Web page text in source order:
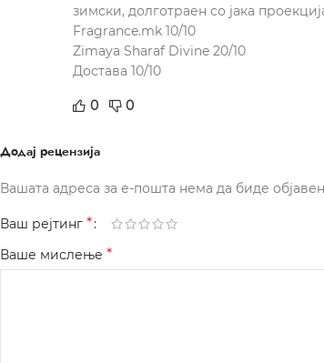
зимски, долготраен со јака
Fragrance.mk 10/10
Zimaya Sharaf Divine 20/10
Достава 10/10
0 0
Додај рецензија
Вашата адреса за е-пошта нема да биде
Ваш рејтинг *
Ваше мислење *